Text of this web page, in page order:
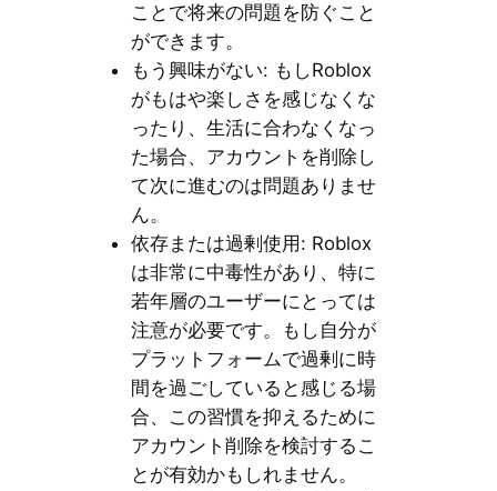
ことで将来の問題を防ぐこと
ができます。
もう興味がない: もしRoblox
がもはや楽しさを感じなくな
ったり、生活に合わなくなっ
た場合、アカウントを削除し
て次に進むのは問題ありませ
ん。
依存または過剰使用: Roblox
は非常に中毒性があり、特に
若年層のユーザーにとっては
注意が必要です。もし自分が
プラットフォームで過剰に時
間を過ごしていると感じる場
合、この習慣を抑えるために
アカウント削除を検討するこ
とが有効かもしれません。